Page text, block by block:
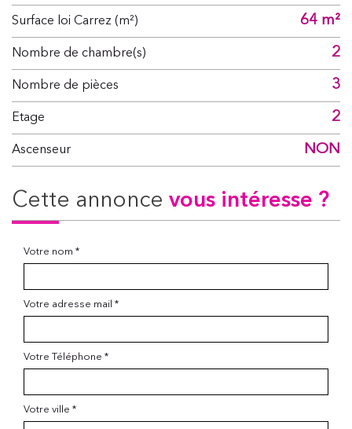
Surface loi Carrez (m²) 64 m²
Nombre de chambre(s) 2
Nombre de pièces 3
Etage 2
Ascenseur NON
cette annonce vous intéresse ?
Votre nom *
Votre adresse mail *
Votre Téléphone *
Votre ville *